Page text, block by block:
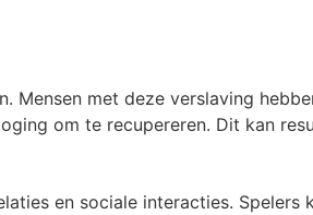
Mensen met deze verslaving
om te recupereren. Dit kan
en sociale interacties. Spelers